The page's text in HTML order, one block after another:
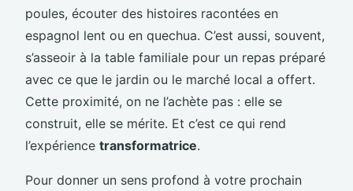
poules, écouter des histoires racontées en
espagnol lent ou en quechua. C’est aussi, souvent,
s’asseoir à la table familiale pour un repas préparé
avec ce que le jardin ou le marché local a offert.
Cette proximité, on ne l’achète pas : elle se
construit, elle se mérite. Et c’est ce qui rend
l’expérience transformatrice.
Pour donner un sens profond à votre prochain